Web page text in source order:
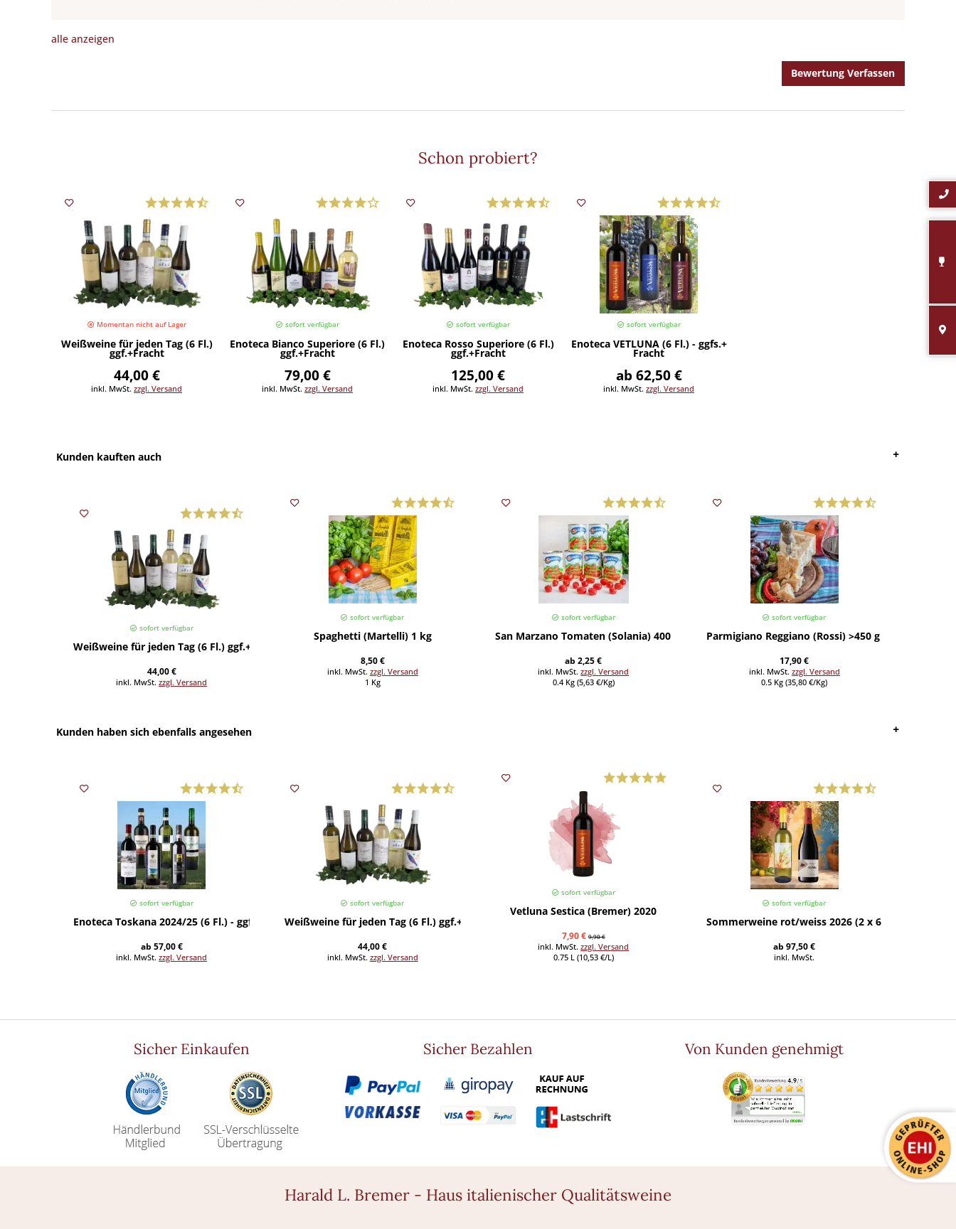
alle anzeigen
Bewertung Verfassen
Schon probiert?
Momentan nicht auf Lager
Weißweine für jeden Tag (6 Fl.)
ggf.+Fracht
44,00 €
inkl. MwSt. zzgl. Versand
sofort verfügbar
Enoteca Bianco Superiore (6 Fl.)
ggf.+Fracht
79,00 €
inkl. MwSt. zzgl. Versand
sofort verfügbar
Enoteca Rosso Superiore (6 Fl.)
ggf.+Fracht
125,00 €
inkl. MwSt. zzgl. Versand
sofort verfügbar
Enoteca VETLUNA (6 Fl.) - ggfs.+
Fracht
ab 62,50 €
inkl. MwSt. zzgl. Versand
Kunden kauften auch
sofort verfügbar
Weißweine für jeden Tag (6 Fl.) ggf.+Fracht
44,00 €
inkl. MwSt.zzgl. Versand
sofort verfügbar
Spaghetti (Martelli) 1 kg
8,50 €
inkl. MwSt. zzgl. Versand
1 Kg
sofort verfügbar
San Marzano Tomaten (Solania) 400 g
ab 2,25 €
inkl. MwSt.zzgl. Versand
0.4 Kg (5,63 €/Kg)
sofort verfügbar
Parmigiano Reggiano (Rossi) >450 g (Preis/St.)
17,90 €
inkl. MwSt. zzgl. Versand
0.5 Kg (35,80 €/Kg)
Kunden haben sich ebenfalls angesehen
sofort verfügbar
Enoteca Toskana 2024/25 (6 Fl.) - ggfs.+ Fracht
ab 57,00 €
inkl. MwSt.zzgl. Versand
sofort verfügbar
Weißweine für jeden Tag (6 Fl.) ggf.+Fracht
44,00 €
inkl. MwSt. zzgl. Versand
sofort verfügbar
Vetluna Sestica (Bremer) 2020
7,90 € 9,90 €
inkl. MwSt.zzgl. Versand
0.75 L (10,53 €/L)
sofort verfügbar
Sommerweine rot/weiss 2026 (2 x 6 Fl.) - frei Haus
ab 97,50 €
inkl. MwSt.
Sicher Einkaufen Sicher Bezahlen Von Kunden genehmigt
Harald L. Bremer - Haus italienischer Qualitätsweine